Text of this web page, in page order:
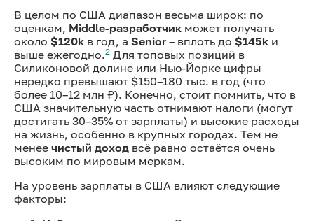
В целом по США диапазон весьма широк: по
оценкам, Middle-разработчик может получать
около $120k в год, а Senior – вплоть до $145k и
выше ежегодно.2 Для топовых позиций в
Силиконовой долине или Нью-Йорке цифры
нередко превышают $150–180 тыс. в год (что
более 10–12 млн ₽). Конечно, стоит помнить, что в
США значительную часть отнимают налоги (могут
достигать 30–35% от зарплаты) и высокие расходы
на жизнь, особенно в крупных городах. Тем не
менее чистый доход всё равно остаётся очень
высоким по мировым меркам.
На уровень зарплаты в США влияют следующие
факторы: